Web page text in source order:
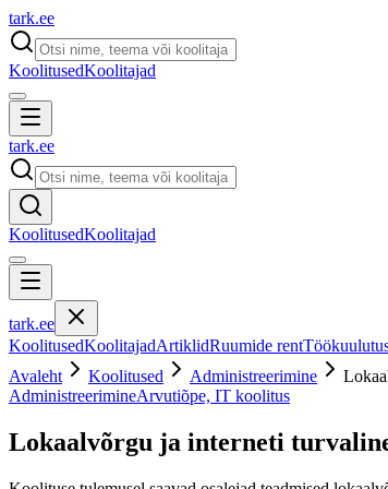
tark.ee
KoolitusedKoolitajad
tark.ee
KoolitusedKoolitajad
tark.ee
KoolitusedKoolitajadArtiklidRuumide rent
Avaleht
Koolitused Administreerimine
AdministreerimineArvutiõpe, IT koolitus
Lokaalvõrgu ja interneti